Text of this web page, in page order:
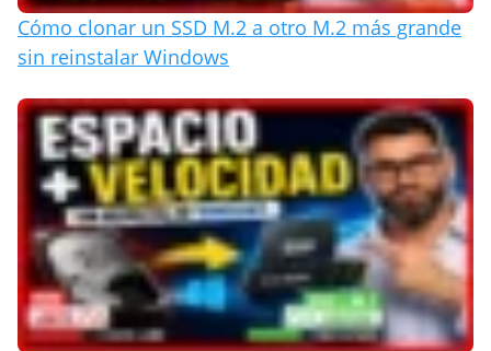
Cómo clonar un SSD M.2 a otro M.2 más grande
sin reinstalar Windows